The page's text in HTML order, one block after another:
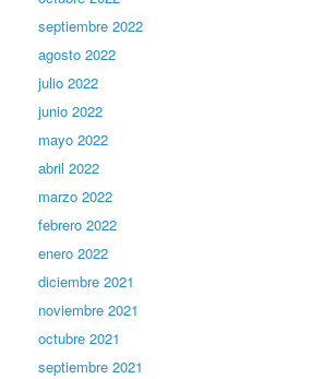
septiembre 2022
agosto 2022
julio 2022
junio 2022
mayo 2022
abril 2022
marzo 2022
febrero 2022
enero 2022
diciembre 2021
noviembre 2021
octubre 2021
septiembre 2021